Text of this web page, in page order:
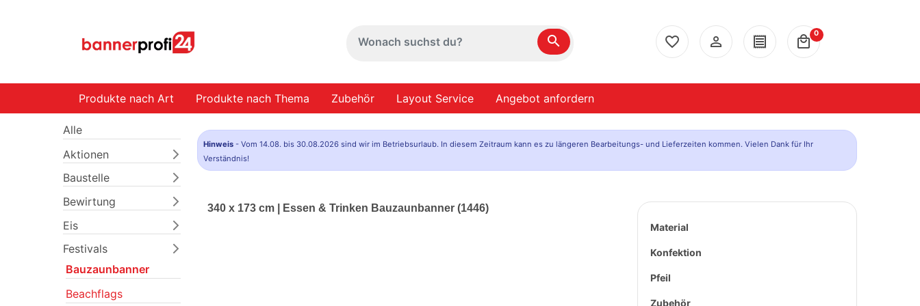
search favorite_border person_outline receipt local_mall
0
Produkte nach Art Produkte nach Thema Zubehör Layout Service Angebot anfordern
Alle
Aktionen
Baustelle
Bewirtung
Eis
Festivals
Bauzaunbanner
Beachflags
Hinweis - Vom 14.08. bis 30.08.2026 sind wir im Betriebsurlaub. In diesem Zeitraum kann es zu längeren Bearbeitungs- und Lieferzeiten kommen. Vielen Dank für Ihr
Verständnis!
340 x 173 cm | Essen & Trinken Bauzaunbanner (1446)
Material
Konfektion
Pfeil
Zubehör